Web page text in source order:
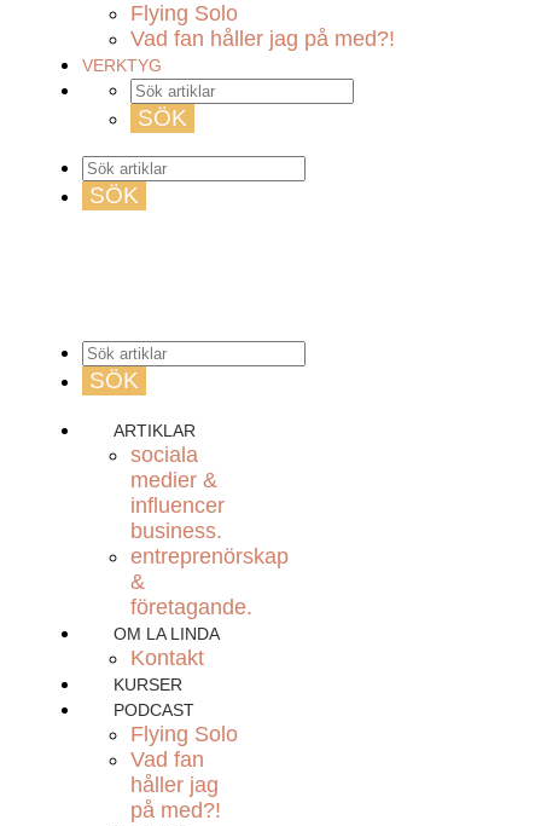
Flying Solo
Vad fan håller jag på med?!
VERKTYG
ARTIKLAR
sociala
medier &
influencer
business.
entreprenörskap
&
företagande.
OM LA LINDA
Kontakt
KURSER
PODCAST
Flying Solo
Vad fan
håller jag
på med?!